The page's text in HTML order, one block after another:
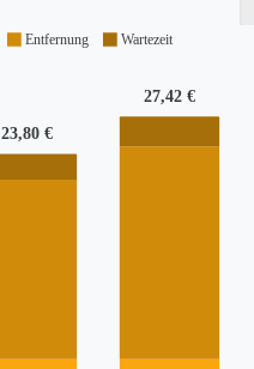
23,80 €
27,42 €
Entfernung Wartezeit